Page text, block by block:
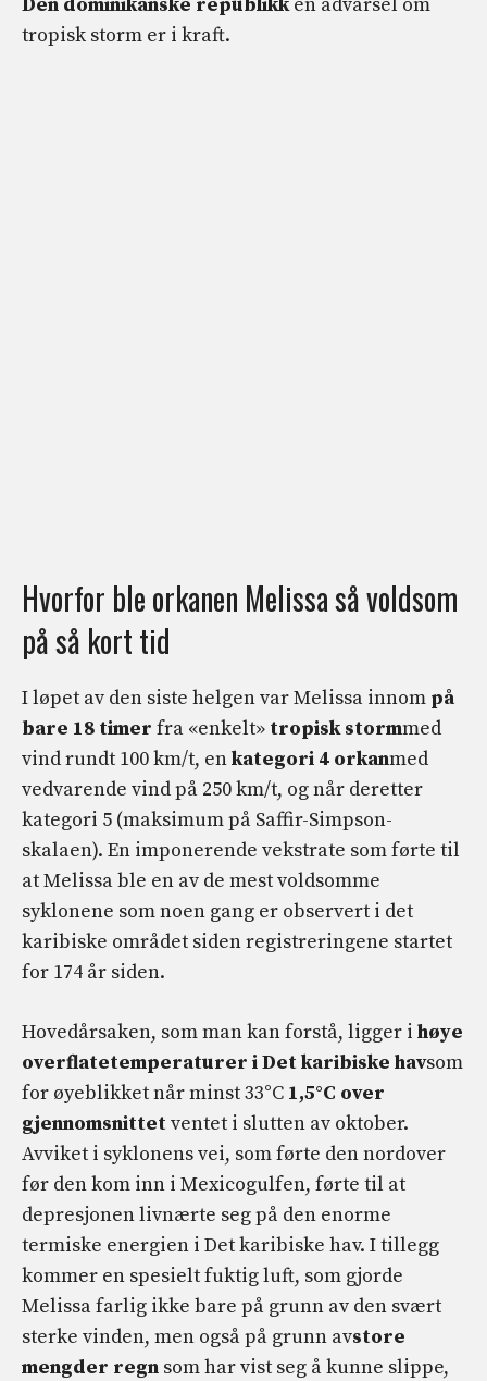
tropisk storm er i kraft.
Hvorfor ble orkanen Melissa så voldsom
på så kort tid
I løpet av den siste helgen var Melissa innom på
bare 18 timer fra «enkelt» tropisk stormmed
vind rundt 100 km/t, enkategori 4 orkanmed
vedvarende vind på 250 km/t, og når deretter
kategori 5 (maksimum på Saffir-Simpson-
skalaen). En imponerende vekstrate som førte til
at Melissa ble en av de mest voldsomme
syklonene som noen gang er observert i det
karibiske området siden registreringene startet
for 174 år siden.
Hovedårsaken, som man kan forstå, ligger i høye
overflatetemperaturer i Det karibiske havsom
for øyeblikket når minst 33°C 1,5°C over
gjennomsnittetventet i slutten av oktober.
Avviket i syklonens vei, som førte den nordover
før den kom inn i Mexicogulfen, førte til at
depresjonen livnærte seg på den enorme
termiske energien i Det karibiske hav. I tillegg
kommer en spesielt fuktig luft, som gjorde
Melissa farlig ikke bare på grunn av den svært
sterke vinden, men også på grunn avstore
mengder regn som har vist seg å kunne slippe,